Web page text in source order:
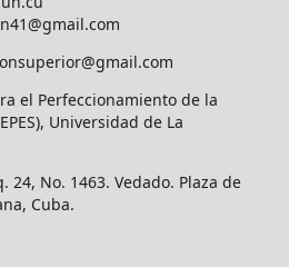
el Perfeccionamiento de la
Universidad de La
24, No. 1463. Vedado. Plaza de
Cuba.